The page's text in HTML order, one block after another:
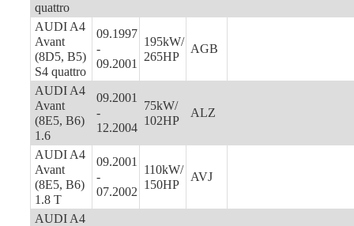
quattro
AUDI A4
Avant
(8D5, B5)
S4 quattro
09.1997
-
09.2001
195kW/
265HP
AGB
AUDI A4
Avant
(8E5, B6)
1.6
09.2001
-
12.2004
75kW/
102HP
ALZ
AUDI A4
Avant
(8E5, B6)
1.8 T
09.2001
-
07.2002
110kW/
150HP
AVJ
AUDI A4